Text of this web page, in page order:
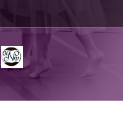
Kemin Naisvoimistelijat